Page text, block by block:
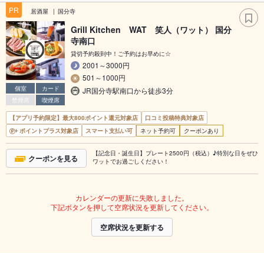
PR
居酒屋 国分寺
個室
カード
禁煙席
喫煙席
Grill Kitchen WAT 笑人（ワット） 国分
寺南口
貸切予約殺到中！ご予約はお早めに☆
2001～3000円
501～1000円
JR国分寺駅南口から徒歩3分
【アプリ予約限定】最大800ポイント還元対象店
口コミ投稿特典対象店
ポイントプラス対象店
スマート支払い可 ネット予約可 クーポンあり
クーポンを見る
【記念日・誕生日】プレート2500円（税込）♪特別な日をぜひ
ワットでお過ごしください！
カレンダーの更新に失敗しました。
下記ボタンを押して空席状況を更新してください。
空席状況を更新する